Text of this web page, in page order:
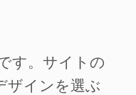
す。サイトの
ザインを選ぶ